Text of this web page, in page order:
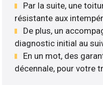
Par la suite, une
résistante aux
De plus, un
diagnostic initial au
En un mot, des
décennale, pour votre